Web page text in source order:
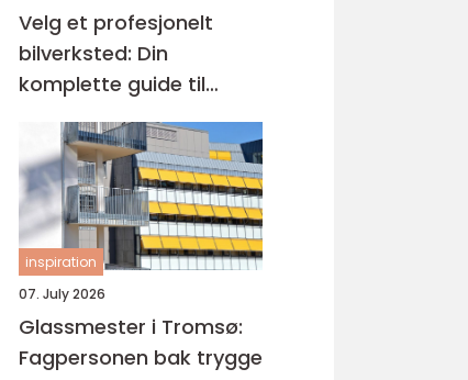
Velg et profesjonelt
bilverksted: Din
komplette guide til
service hos godkjent
bilverksted
inspiration
07. July 2026
Glassmester i Tromsø:
Fagpersonen bak trygge